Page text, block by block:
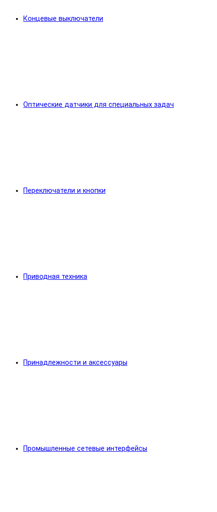
Концевые выключатели
Оптические датчики для специальных задач
Переключатели и кнопки
Приводная техника
Принадлежности и аксессуары
Промышленные сетевые интерфейсы